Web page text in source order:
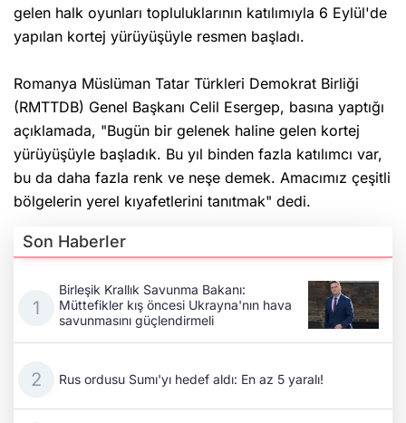
gelen halk oyunları topluluklarının katılımıyla 6 Eylül'de
yapılan kortej yürüyüşüyle resmen başladı.
Romanya Müslüman Tatar Türkleri Demokrat Birliği
(RMTTDB) Genel Başkanı Celil Esergep, basına yaptığı
açıklamada, "Bugün bir gelenek haline gelen kortej
yürüyüşüyle başladık. Bu yıl binden fazla katılımcı var,
bu da daha fazla renk ve neşe demek. Amacımız çeşitli
bölgelerin yerel kıyafetlerini tanıtmak" dedi.
Son Haberler
Birleşik Krallık Savunma Bakanı:
Müttefikler kış öncesi Ukrayna'nın hava
savunmasını güçlendirmeli
Rus ordusu Sumı'yı hedef aldı: En az 5 yaralı!